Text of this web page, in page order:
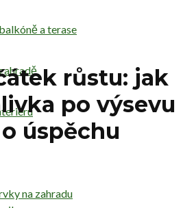
a terase
na zahradu
růstu: jak
po výsevu
úspěchu